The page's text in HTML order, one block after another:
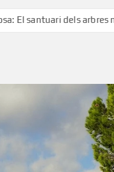
dels arbres monumentals